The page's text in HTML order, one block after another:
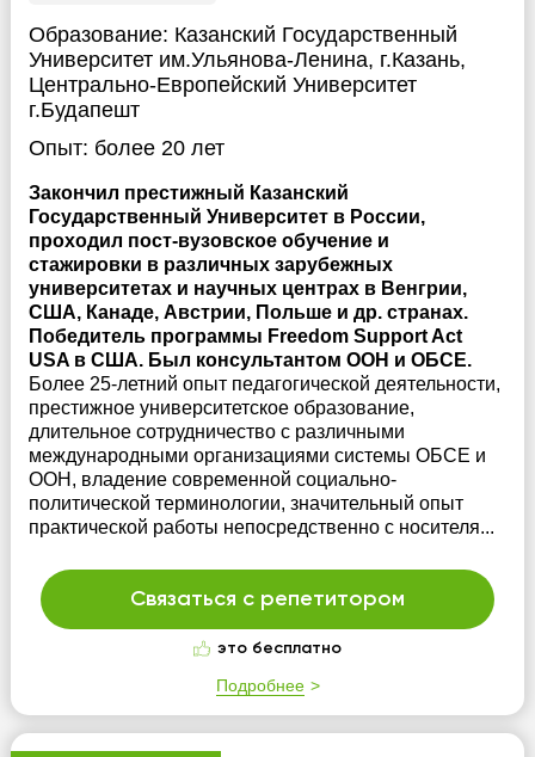
Образование: Казанский Государственный
Университет им.Ульянова-Ленина, г.Казань,
Центрально-Европейский Университет
г.Будапешт
Опыт: более 20 лет
Закончил престижный Казанский
Государственный Университет в России,
проходил пост-вузовское обучение и
стажировки в различных зарубежных
университетах и научных центрах в Венгрии,
США, Канаде, Австрии, Польше и др. странах.
Победитель программы Freedom Support Act
USA в США. Был консультантом ООН и ОБСЕ.
Более 25-летний опыт педагогической деятельности,
престижное университетское образование,
длительное сотрудничество с различными
международными организациями системы ОБСЕ и
ООН, владение современной социально-
политической терминологии, значительный опыт
практической работы непосредственно с носителя...
Связаться с репетитором
это бесплатно
Подробнее